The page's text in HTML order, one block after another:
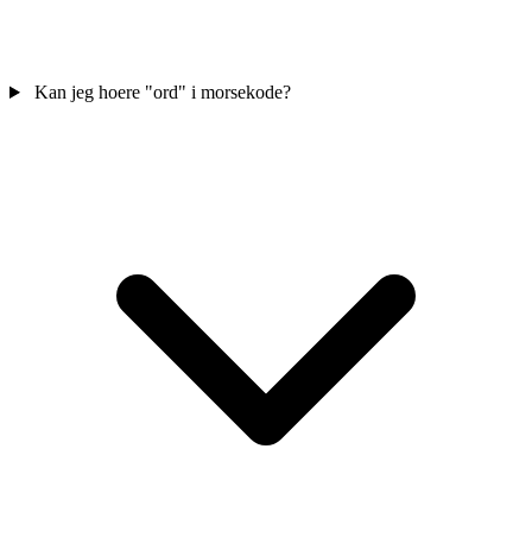
Kan jeg hoere "ord" i morsekode?